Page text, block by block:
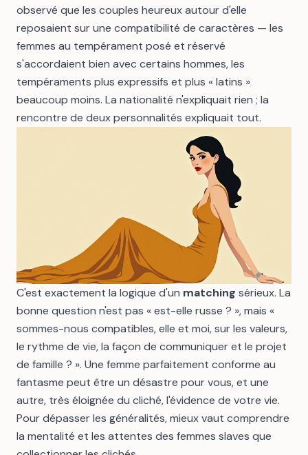
observé que les couples heureux autour d'elle
reposaient sur une compatibilité de caractères — les
femmes au tempérament posé et réservé
s'accordaient bien avec certains hommes, les
tempéraments plus expressifs et plus « latins »
beaucoup moins. La nationalité n'expliquait rien ; la
rencontre de deux personnalités expliquait tout.
C'est exactement la logique d'un matching sérieux. La
bonne question n'est pas « est-elle russe ? », mais «
sommes-nous compatibles, elle et moi, sur les valeurs,
le rythme de vie, la façon de communiquer et le projet
de famille ? ». Une femme parfaitement conforme au
fantasme peut être un désastre pour vous, et une
autre, très éloignée du cliché, l'évidence de votre vie.
Pour dépasser les généralités, mieux vaut comprendre
la mentalité et les attentes des femmes slaves que